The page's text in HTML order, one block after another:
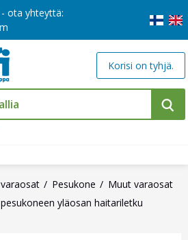
ota yhteyttä:
Korisi on tyhjä.
Pesukone
Muut varaosat
yläosan haitariletku